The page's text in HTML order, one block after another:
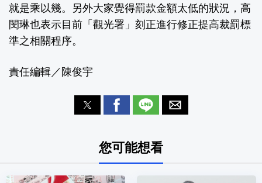
就是乘以幾。另外大家覺得罰款金額太低的狀況，高
閔琳也表示目前「觀光署」刻正進行修正提高裁罰標
準之相關程序。
責任編輯／陳俊宇
您可能想看